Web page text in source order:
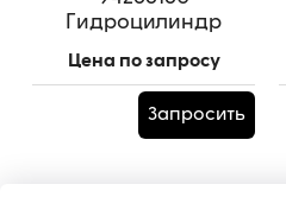
Гидроцилиндр
94268180
Цена по запросу
Запросить